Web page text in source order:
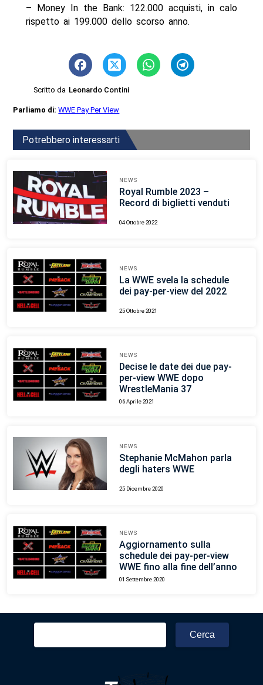
– Money In the Bank: 122.000 acquisti, in calo
rispetto ai 199.000 dello scorso anno.
Scritto da Leonardo Contini
Parliamo di:WWE Pay Per View
Potrebbero interessarti
NEWS
Royal Rumble 2023 –
Record di biglietti venduti
04 Ottobre 2022
NEWS
La WWE svela la schedule
dei pay-per-view del 2022
25 Ottobre 2021
NEWS
Decise le date dei due pay-
per-view WWE dopo
WrestleMania 37
06 Aprile 2021
NEWS
Stephanie McMahon parla
degli haters WWE
25 Dicembre 2020
NEWS
Aggiornamento sulla
schedule dei pay-per-view
WWE fino alla fine dell’anno
01 Settembre 2020
Ricerca